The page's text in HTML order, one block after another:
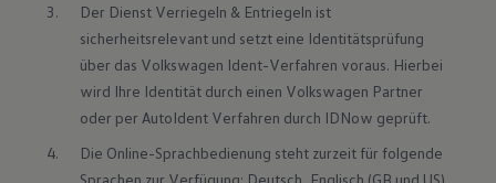
Der Dienst Verriegeln & Entriegeln ist
sicherheitsrelevant und setzt eine Identitätsprüfung
über das Volkswagen Ident-Verfahren voraus. Hierbei
wird Ihre Identität durch einen Volkswagen Partner
oder per AutoIdent Verfahren durch IDNow geprüft.
Die Online-Sprachbedienung steht zurzeit für folgende
Sprachen zur Verfügung: Deutsch, Englisch (GB und US),